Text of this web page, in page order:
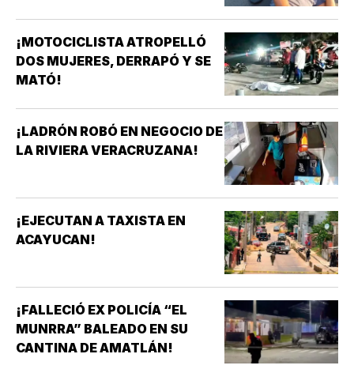
¡MOTOCICLISTA ATROPELLÓ
DOS MUJERES, DERRAPÓ Y SE
MATÓ!
¡LADRÓN ROBÓ EN NEGOCIO DE
LA RIVIERA VERACRUZANA!
¡EJECUTAN A TAXISTA EN
ACAYUCAN!
¡FALLECIÓ EX POLICÍA “EL
MUNRRA” BALEADO EN SU
CANTINA DE AMATLÁN!